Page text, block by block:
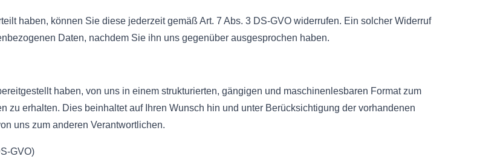
haben, können Sie diese jederzeit gemäß Art. 7 Abs. 3 DS-GVO widerrufen. Ein solcher Widerruf
Daten, nachdem Sie ihn uns gegenüber ausgesprochen haben.
haben, von uns in einem strukturierten, gängigen und maschinenlesbaren Format zum
zu erhalten. Dies beinhaltet auf Ihren Wunsch hin und unter Berücksichtigung der vorhandenen
uns zum anderen Verantwortlichen.
GVO)